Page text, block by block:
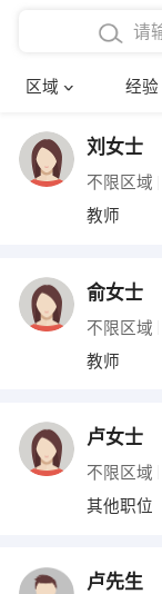
区域 经验
在校学生工作经验
四年以上工作经验
五年以上工作经验
博士
文员
财务会计
网络IT
收银员
水电/机修
编辑
刘女士
不限区域
教师
俞女士
不限区域
教师
卢女士
不限区域
其他职位
卢先生